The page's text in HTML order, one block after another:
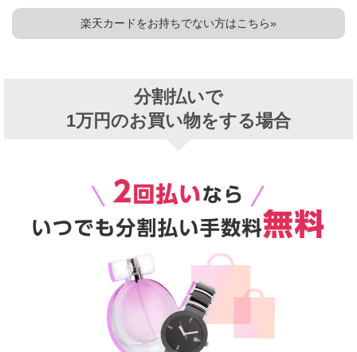
楽天カードをお持ちでない方はこちら»
分割払いで
1万円のお買い物をする場合